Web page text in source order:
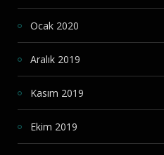
Ocak 2020
Aralık 2019
Kasım 2019
Ekim 2019